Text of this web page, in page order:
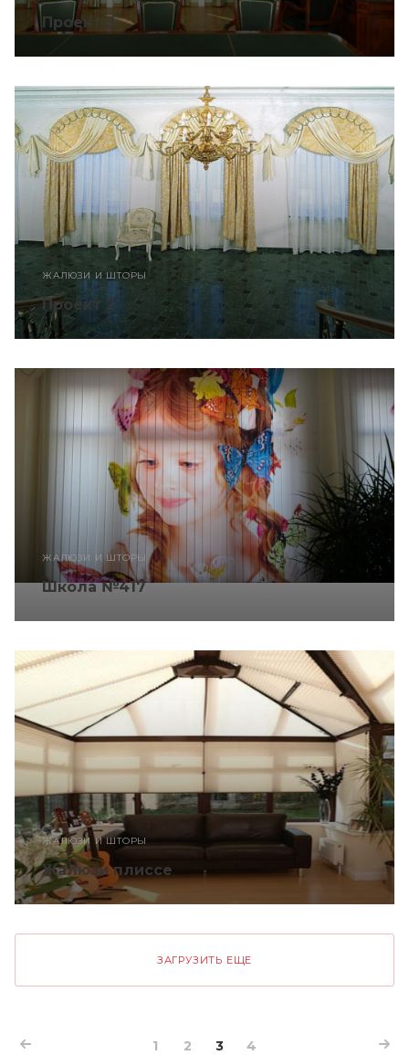
Проект 3
ЖАЛЮЗИ И ШТОРЫ
Проект 2
ЖАЛЮЗИ И ШТОРЫ
Школа №417
ЖАЛЮЗИ И ШТОРЫ
Жалюзи плиссе
ЗАГРУЗИТЬ ЕЩЕ
1 2 3 4